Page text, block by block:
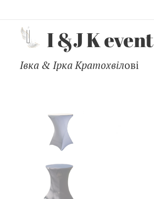
I &J K event
Івка & Ірка Кратохвілові